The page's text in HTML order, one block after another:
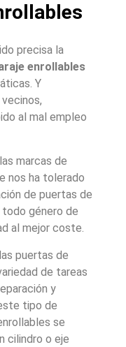
precisa la
enrollables
Y
al mal empleo
marcas de
nos ha tolerado
de puertas de
todo género de
al mejor coste.
puertas de
de tareas
y
tipo de
se
cilindro o eje